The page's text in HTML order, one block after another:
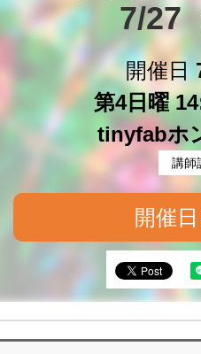
7/27
開催日
第4日曜
tinyfabホ
講師
開催